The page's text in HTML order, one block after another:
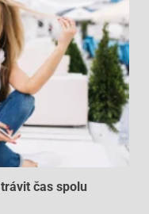
čas spolu